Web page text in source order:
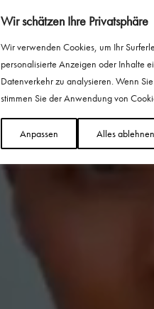
Wir schätzen Ihre Privatsphäre
Wir verwenden Cookies, um Ihr
personalisierte Anzeigen oder Inhalte
Datenverkehr zu analysieren. Wenn
stimmen Sie der Anwendung von
Anpassen Alles ablehnen
Sushi-
Yamazing
Willkommen bei